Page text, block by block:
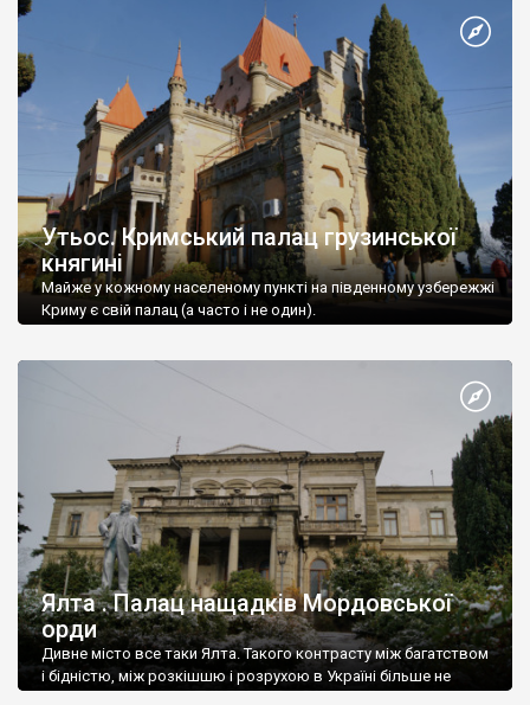
Утьос. Кримський палац грузинської
княгині
Майже у кожному населеному пункті на південному узбережжі
Криму є свій палац (а часто і не один).
Ялта . Палац нащадків Мордовської
орди
Дивне місто все таки Ялта. Такого контрасту між багатством
і бідністю, між розкішшю і розрухою в Україні більше не